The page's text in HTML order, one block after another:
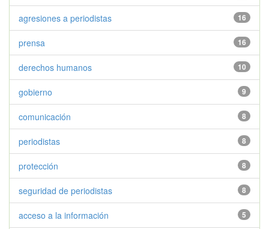
16
agresiones a periodistas
16
prensa
10
derechos humanos
9
gobierno
8
comunicación
8
periodistas
8
protección
8
seguridad de periodistas
5
acceso a la información